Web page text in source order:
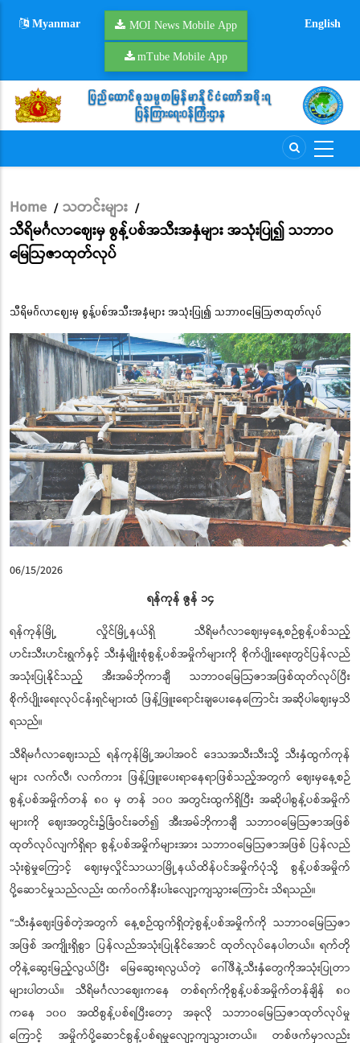
Myanmar MOI News Mobile App
mTube Mobile App
English
Breadcrumb
Home / သတင်းများ /
သီရိမင်္ဂလာဈေးမှ စွန့်ပစ်အသီးအနှံများ အသုံးပြု၍ သဘာဝ
မြေဩဇာထုတ်လုပ်
သီရိမင်္ဂလာဈေးမှ စွန့်ပစ်အသီးအနှံများ အသုံးပြု၍ သဘာဝမြေဩဇာထုတ်လုပ်
06/15/2026
ရန်ကုန် ဇွန် ၁၄
ရန်ကုန်မြို့ လှိုင်မြို့နယ်ရှိ သီရိမင်္ဂလာဈေးမှနေ့စဉ်စွန့်ပစ်သည့်
ဟင်းသီးဟင်းရွက်နှင့် သီးနှံမျိုးစုံစွန့်ပစ်အမှိုက်များကို စိုက်ပျိုးရေးတွင်ပြန်လည်
အသုံးပြုနိုင်သည့် အီးအမ်ဘိုကာချီ သဘာဝမြေဩဇာအဖြစ်ထုတ်လုပ်ပြီး
စိုက်ပျိုးရေးလုပ်ငန်းရှင်များထံ ဖြန့်ဖြူးရောင်းချပေးနေကြောင်း အဆိုပါဈေးမှသိ
ရသည်။
သီရိမင်္ဂလာဈေးသည် ရန်ကုန်မြို့အပါအဝင် ဒေသအသီးသီးသို့ သီးနှံထွက်ကုန်
များ လက်လီ၊ လက်ကား ဖြန့်ဖြူးပေးရာနေရာဖြစ်သည့်အတွက် ဈေးမှနေ့စဉ်
စွန့်ပစ်အမှိုက်တန် ၈၀ မှ တန် ၁၀၀ အတွင်းထွက်ရှိပြီး အဆိုပါစွန့်ပစ်အမှိုက်
များကို ဈေးအတွင်း၌ခြံဝင်းခတ်၍ အီးအမ်ဘိုကာချီ သဘာဝမြေဩဇာအဖြစ်
ထုတ်လုပ်လျက်ရှိရာ စွန့်ပစ်အမှိုက်များအား သဘာဝမြေဩဇာအဖြစ် ပြန်လည်
သုံးစွဲမှုကြောင့် ဈေးမှလှိုင်သာယာမြို့နယ်ထိန်ပင်အမှိုက်ပုံသို့ စွန့်ပစ်အမှိုက်
ပို့ဆောင်မှုသည်လည်း ထက်ဝက်နီးပါးလျော့ကျသွားကြောင်း သိရသည်။
“သီးနှံဈေးဖြစ်တဲ့အတွက် နေ့စဉ်ထွက်ရှိတဲ့စွန့်ပစ်အမှိုက်ကို သဘာဝမြေဩဇာ
အဖြစ် အကျိုးရှိစွာ ပြန်လည်အသုံးပြုနိုင်အောင် ထုတ်လုပ်နေပါတယ်။ ‌ရက်တို
တိုနဲ့ဆွေးမြည့်လွယ်ပြီး မြေဆွေးရလွယ်တဲ့ ဂေါ်ဖီနဲ့သီးနှံတွေကိုအသုံးပြုတာ
များပါတယ်။ သီရိမင်္ဂလာဈေးကနေ တစ်ရက်ကိုစွန့်ပစ်အမှိုက်တန်ချိန် ၈၀
ကနေ ၁၀၀ အထိစွန့်ပစ်ရပြီးတော့ အခုလို သဘာဝမြေဩဇာထုတ်လုပ်မှု
ကြောင့် အမှိုက်ပို့ဆောင်စွန့်ပစ်ရမှုလျော့ကျသွားတယ်။ တစ်ဖက်မှာလည်း